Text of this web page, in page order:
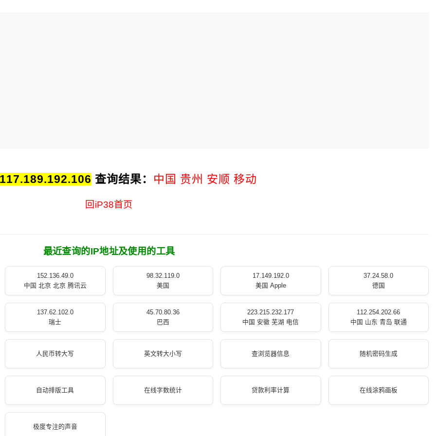
查询结果： 中国 贵州 安顺 移动
回iP38首页
最近查询的IP地址及使用的工具
152.136.49.0
中国 北京 北京 腾讯云
98.32.119.0
美国
17.149.192.0
美国 Apple
37.24.58.0
德国
137.62.102.0
瑞士
45.70.80.36
巴西
223.215.232.177
中国 安徽 芜湖 电信
112.254.202.66
中国 山东 青岛 联通
人民币转大写 英文转大小写 查浏览器信息 随机密码生成
自动排版工具 在线字数统计 贷款利率计算 在线涂鸦画板
极度专注的声音